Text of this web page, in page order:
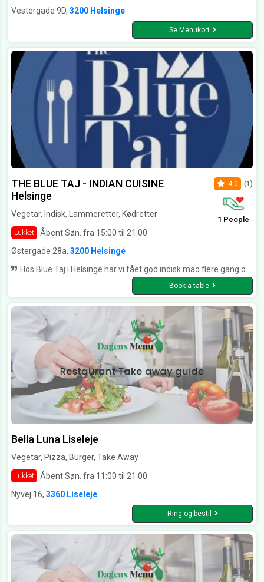
Vestergade 9D, 3200 Helsinge
Se Menukort
THE BLUE TAJ - INDIAN CUISINE
Helsinge
Vegetar, Indisk, Lammeretter, Kødretter
Lukket Åbent Søn. fra 15:00 til 21:00
4.0 (1)
1 People
Østergade 28a, 3200 Helsinge
Hos Blue Taj i Helsinge har vi fået god indisk mad flere gang og vi synes det er dejlig mad til pengene.
Book a table
Bella Luna Liseleje
Vegetar, Pizza, Burger, Take Away
Lukket
Åbent Søn. fra 11:00 til 21:00
Nyvej 16, 3360 Liseleje
Ring og bestil